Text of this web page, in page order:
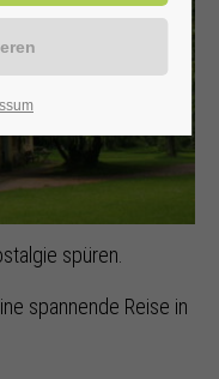
spüren.
spannende Reise in